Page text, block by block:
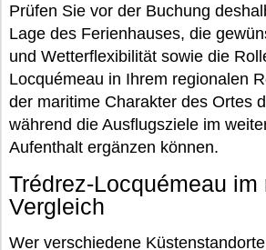
Prüfen Sie vor der Buchung
Lage des Ferienhauses, die
und Wetterflexibilität sowie die
Locquémeau in Ihrem regionalen
der maritime Charakter des Ortes
während die Ausflugsziele im
Aufenthalt ergänzen können.
Trédrez-Locquémeau im
Vergleich
Wer verschiedene